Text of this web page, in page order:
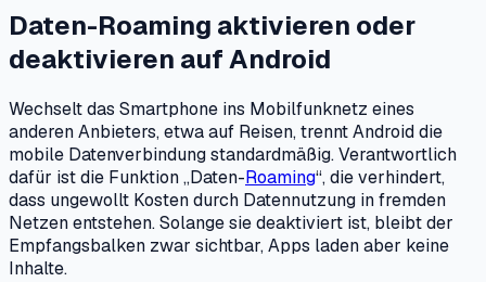
Daten-Roaming aktivieren oder
deaktivieren aufAndroid
Wechselt das Smartphone ins Mobilfunknetz eines
anderen Anbieters, etwa auf Reisen, trennt Android die
mobile Datenverbindung standardmäßig. Verantwortlich
dafür ist die Funktion „Daten-Roaming“, die verhindert,
dass ungewollt Kosten durch Datennutzung in fremden
Netzen entstehen. Solange sie deaktiviert ist, bleibt der
Empfangsbalken zwar sichtbar, Apps laden aber keine
Inhalte.